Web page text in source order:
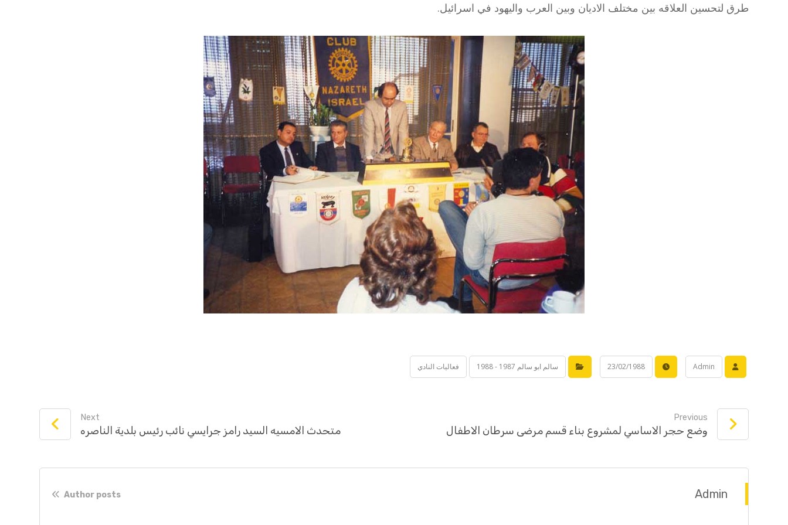
طرق لتحسين العلاقه بين مختلف الاديان وبين العرب واليهود في اسرائيل.
Admin
23/02/1988 سالم ابو سالم 1987 - 1988 فعاليات النادي
Previous
وضع حجر الاساسي لمشروع بناء قسم مرضى سرطان الاطفال
Next
متحدث الامسيه السيد رامز جرايسي نائب رئيس بلدية الناصره
Admin
Author posts